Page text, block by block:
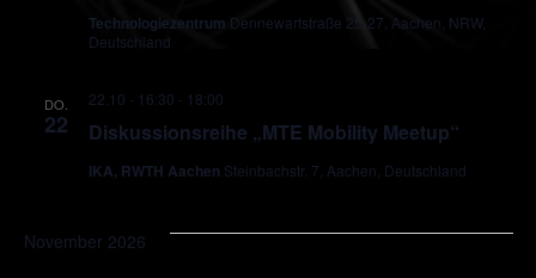
Technologiezentrum Dennewartstraße 25-27, Aachen, NRW,
Deutschland
DO.
22 Diskussionsreihe „MTE Mobility Meetup“
22.10 - 16:30 - 18:00
IKA, RWTH Aachen Steinbachstr. 7, Aachen, Deutschland
November 2026